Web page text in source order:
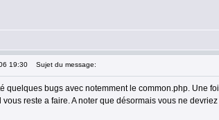
19:30 Sujet du message:
quelques bugs avec notemment le common.php. Une
vous reste a faire. A noter que désormais vous ne